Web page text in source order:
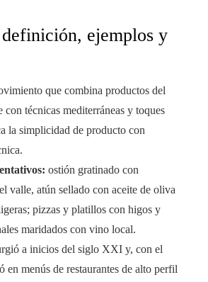
ejemplos y
que combina productos del
con técnicas mediterráneas y toques
la simplicidad de producto con
ostión gratinado con
valle, atún sellado con aceite de oliva
pizzas y platillos con higos y
maridados con vino local.
a inicios del siglo XXI y, con el
en menús de restaurantes de alto perfil